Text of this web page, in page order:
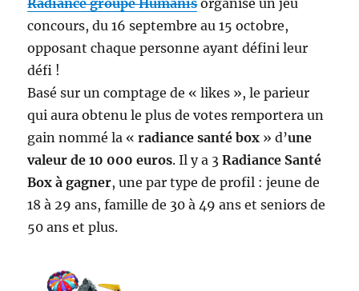
Radiance groupe Humanisorganise un jeu
concours, du 16 septembre au 15 octobre,
opposant chaque personne ayant défini leur
défi !
Basé sur un comptage de « likes », le parieur
qui aura obtenu le plus de votes remportera un
gain nommé la «radiance santé box » d’une
valeur de 10 000 euros. Il y a 3Radiance Santé
Box à gagner, une par type de profil : jeune de
18 à 29 ans, famille de 30 à 49 ans et seniors de
50 ans et plus.